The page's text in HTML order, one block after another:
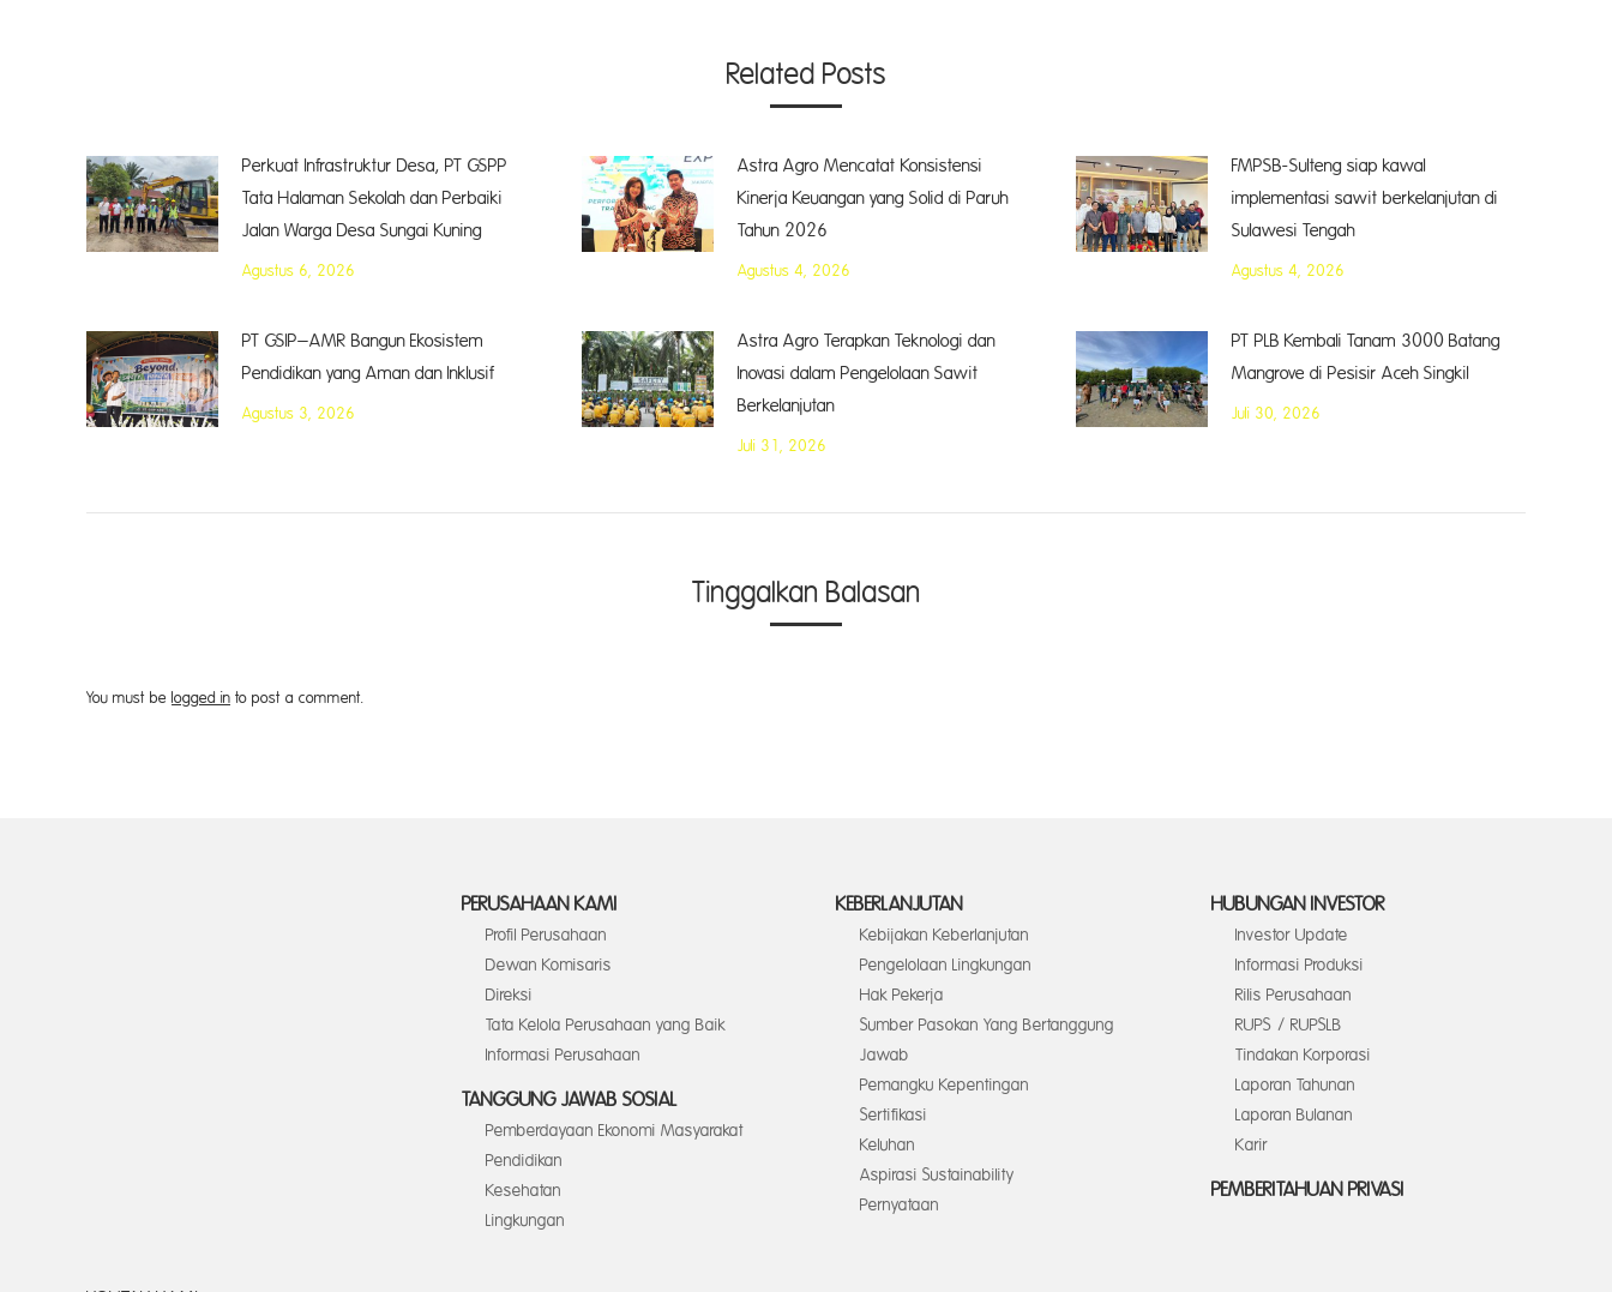
Related Posts
Perkuat Infrastruktur Desa, PT GSPP
Tata Halaman Sekolah dan Perbaiki
Jalan Warga Desa Sungai Kuning
Agustus 6, 2026
Astra Agro Mencatat Konsistensi
Kinerja Keuangan yang Solid di Paruh
Tahun 2026
Agustus 4, 2026
FMPSB-Sulteng siap kawal
implementasi sawit berkelanjutan di
Sulawesi Tengah
Agustus 4, 2026
PT GSIP–AMR Bangun Ekosistem
Pendidikan yang Aman dan Inklusif
Agustus 3, 2026
Astra Agro Terapkan Teknologi dan
Inovasi dalam Pengelolaan Sawit
Berkelanjutan
Juli 31, 2026
PT PLB Kembali Tanam 3000 Batang
Mangrove di Pesisir Aceh Singkil
Juli 30, 2026
Tinggalkan Balasan
You must be logged in to post a comment.
PERUSAHAAN KAMI
Profil Perusahaan
Dewan Komisaris
Direksi
Tata Kelola Perusahaan yang Baik
Informasi Perusahaan
TANGGUNG JAWAB SOSIAL
Pemberdayaan Ekonomi Masyarakat
Pendidikan
Kesehatan
Lingkungan
KEBERLANJUTAN
Kebijakan Keberlanjutan
Pengelolaan Lingkungan
Hak Pekerja
Sumber Pasokan Yang Bertanggung
Jawab
Pemangku Kepentingan
Sertifikasi
Keluhan
Aspirasi Sustainability
Pernyataan
HUBUNGAN INVESTOR
Investor Update
Informasi Produksi
Rilis Perusahaan
RUPS / RUPSLB
Tindakan Korporasi
Laporan Tahunan
Laporan Bulanan
Karir
PEMBERITAHUAN PRIVASI